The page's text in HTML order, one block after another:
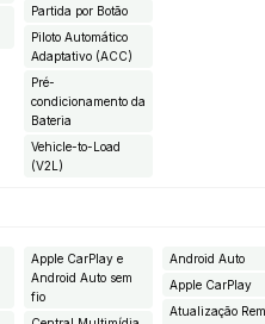
Partida por Botão
Piloto Automático
Adaptativo (ACC)
Pré-
condicionamento da
Bateria
Vehicle-to-Load
(V2L)
Apple CarPlay e
Android Auto sem
fio
Android Auto
Apple CarPlay
Atualização